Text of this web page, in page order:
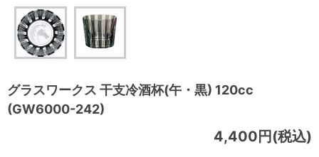
グラスワークス 干支冷酒杯(午・黒) 120cc
(GW6000-242)
4,400円(税込)